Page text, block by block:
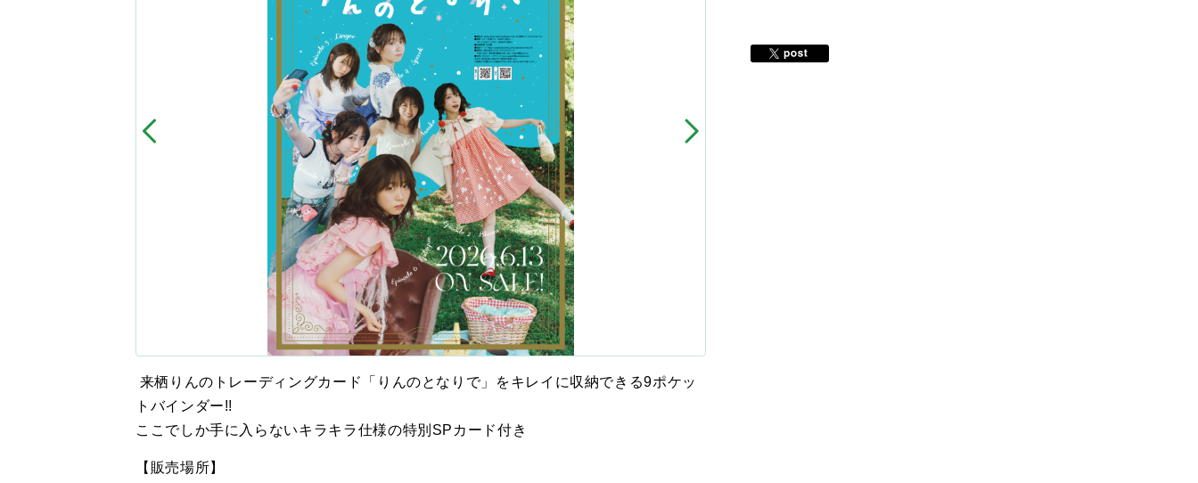
来栖りんのトレーディングカード「りんのとなりで」をキレイに収納できる9ポケッ
トバインダー!!
ここでしか手に入らないキラキラ仕様の特別SPカード付き
【販売場所】